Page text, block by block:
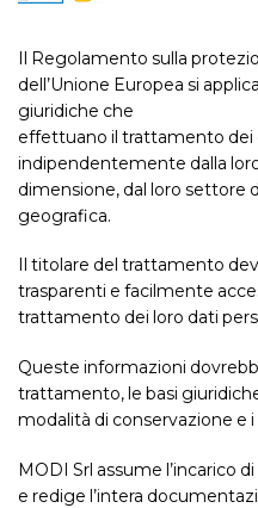
Il Regolamento sulla
dell’Unione Europea si
giuridiche che
effettuano il trattamento dei
indipendentemente dalla
dimensione, dal loro settore
geografica.
Il titolare del trattamento
trasparenti e facilmente
trattamento dei loro dati
Queste informazioni
trattamento, le basi
modalità di conservazione e
MODI Srl assume l’incarico
e redige l’intera